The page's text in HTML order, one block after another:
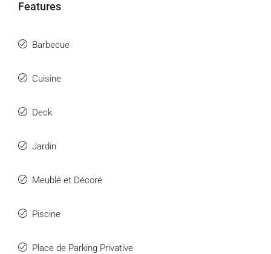
Features
Barbecue
Cuisine
Deck
Jardin
Meublé et Décoré
Piscine
Place de Parking Privative